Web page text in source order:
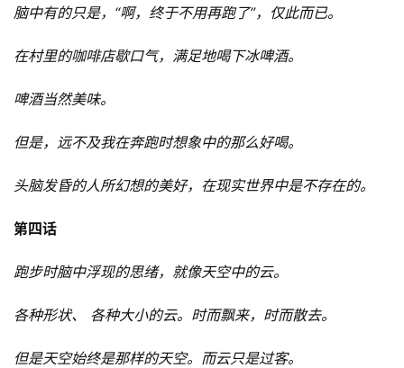
脑中有的只是，“啊，终于不用再跑了”，仅此而已。
在村里的咖啡店歇口气，满足地喝下冰啤酒。
啤酒当然美味。
但是，远不及我在奔跑时想象中的那么好喝。
头脑发昏的人所幻想的美好，在现实世界中是不存在的。
第四话
跑步时脑中浮现的思绪，就像天空中的云。
各种形状、 各种大小的云。时而飘来，时而散去。
但是天空始终是那样的天空。而云只是过客。